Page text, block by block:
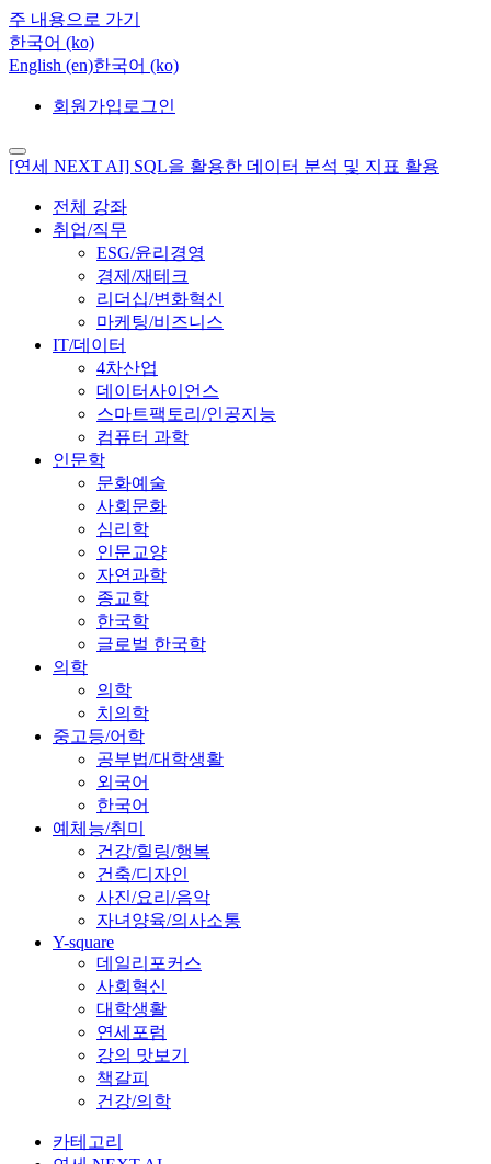
주 내용으로 가기
한국어 ‎(ko)‎
English ‎(en)‎한국어 ‎(ko)‎
회원가입 로그인
[연세 NEXT AI] SQL을 활용한 데이터 분석 및 지표 활용
전체 강좌
취업/직무
ESG/윤리경영
경제/재테크
리더십/변화혁신
마케팅/비즈니스
IT/데이터
4차산업
데이터사이언스
스마트팩토리/인공지능
컴퓨터 과학
인문학
문화예술
사회문화
심리학
인문교양
자연과학
종교학
한국학
글로벌 한국학
의학
의학
치의학
중고등/어학
공부법/대학생활
외국어
한국어
예체능/취미
건강/힐링/행복
건축/디자인
사진/요리/음악
자녀양육/의사소통
Y-square
데일리포커스
사회혁신
대학생활
연세포럼
강의 맛보기
책갈피
건강/의학
카테고리